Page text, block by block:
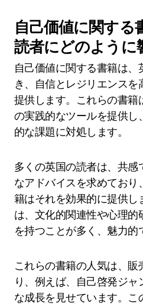
自己価値に関する
読者にどのように
自己価値に関する書籍は、
き、自信とレジリエンスを
提供します。これらの書籍
の実践的なツールを提供し
的な課題に対処します。
多くの英国の読者は、共感
なアドバイスを求めており
籍はそれを効果的に提供し
は、文化的関連性や心理的
を持つことが多く、魅力的
これらの書籍の人気は、
り、例えば、自己啓発ジャ
な成長を見せています。こ